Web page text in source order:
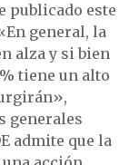
publicado este
general, la
alza y si bien
tiene un alto
generales
admite que la